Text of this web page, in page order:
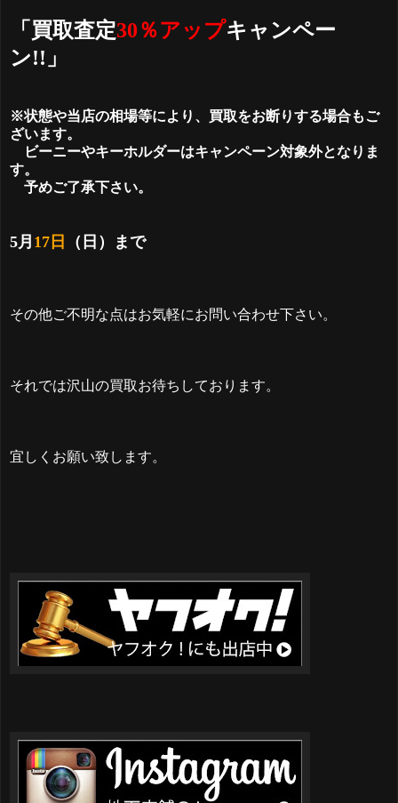
「買取査定30％アップキャンペー
ン!!」
※状態や当店の相場等により、買取をお断りする場合もご
ざいます。
ビーニーやキーホルダーはキャンペーン対象外となりま
す。
予めご了承下さい。
5月 17日 （日）まで
その他ご不明な点はお気軽にお問い合わせ下さい。
それでは沢山の買取お待ちしております。
宜しくお願い致します。